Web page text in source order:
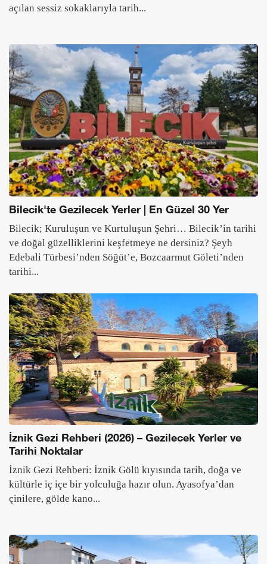
açılan sessiz sokaklarıyla tarih...
Bilecik'te Gezilecek Yerler | En Güzel 30 Yer
Bilecik; Kuruluşun ve Kurtuluşun Şehri… Bilecik’in tarihi
ve doğal güzelliklerini keşfetmeye ne dersiniz? Şeyh
Edebali Türbesi’nden Söğüt’e, Bozcaarmut Göleti’nden
tarihi...
İznik Gezi Rehberi (2026) – Gezilecek Yerler ve
Tarihi Noktalar
İznik Gezi Rehberi: İznik Gölü kıyısında tarih, doğa ve
kültürle iç içe bir yolculuğa hazır olun. Ayasofya’dan
çinilere, gölde kano...